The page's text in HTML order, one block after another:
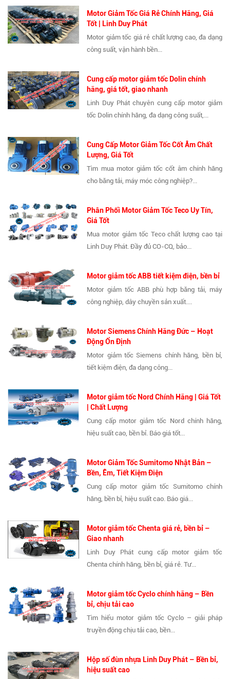
Motor Giảm Tốc Giá Rẻ Chính Hãng, Giá
Tốt | Linh Duy Phát
Motor giảm tốc giá rẻ chất lượng cao, đa dạng
công suất, vận hành bền...
Cung cấp motor giảm tốc Dolin chính
hãng, giá tốt, giao nhanh
Linh Duy Phát chuyên cung cấp motor giảm
tốc Dolin chính hãng, đa dạng công suất,...
Cung Cấp Motor Giảm Tốc Cốt Âm Chất
Lượng, Giá Tốt
Tìm mua motor giảm tốc cốt âm chính hãng
cho băng tải, máy móc công nghiệp?...
Phân Phối Motor Giảm Tốc Teco Uy Tín,
Giá Tốt
Mua motor giảm tốc Teco chất lượng cao tại
Linh Duy Phát. Đầy đủ CO-CQ, bảo...
Motor giảm tốc ABB tiết kiệm điện, bền bỉ
Motor giảm tốc ABB phù hợp băng tải, máy
công nghiệp, dây chuyền sản xuất....
Motor Siemens Chính Hãng Đức – Hoạt
Động Ổn Định
Motor giảm tốc Siemens chính hãng, bền bỉ,
tiết kiệm điện, đa dạng công...
Motor giảm tốc Nord Chính Hãng | Giá Tốt
| Chất Lượng
Cung cấp motor giảm tốc Nord chính hãng,
hiệu suất cao, bền bỉ. Báo giá tốt...
Motor Giảm Tốc Sumitomo Nhật Bản –
Bền, Êm, Tiết Kiệm Điện
Cung cấp motor giảm tốc Sumitomo chính
hãng, bền bỉ, hiệu suất cao. Báo giá...
Motor giảm tốc Chenta giá rẻ, bền bỉ –
Giao nhanh
Linh Duy Phát cung cấp motor giảm tốc
Chenta chính hãng, bền bỉ, giá rẻ. Tư...
Motor giảm tốc Cyclo chính hãng – Bền
bỉ, chịu tải cao
Tìm hiểu motor giảm tốc Cyclo – giải pháp
truyền động chịu tải cao, bền...
Hộp số đùn nhựa Linh Duy Phát – Bền bỉ,
hiệu suất cao